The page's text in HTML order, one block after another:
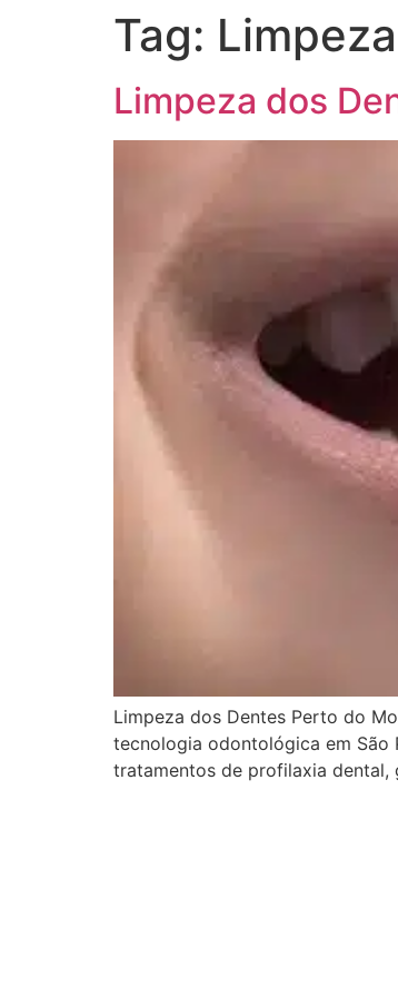
Tag:
Limpeza dos
Limpeza dos Dentes Perto do
tecnologia odontológica em São
tratamentos de profilaxia dental,